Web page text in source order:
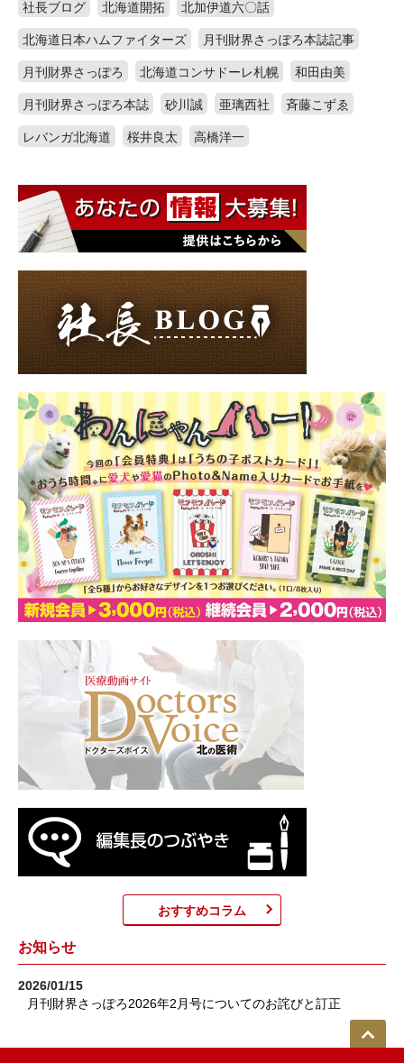
社長ブログ 北海道開拓
北加伊道六〇話
北海道日本ハムファイターズ
月刊財界さっぽろ本誌記事
月刊財界さっぽろ
北海道コンサドーレ札幌
和田由美
月刊財界さっぽろ本誌
砂川誠 亜璃西社
斉藤こずゑ
レバンガ北海道
桜井良太 高橋洋一
おすすめコラム
お知らせ
2026/01/15
月刊財界さっぽろ2026年2月号についてのお詫びと訂正